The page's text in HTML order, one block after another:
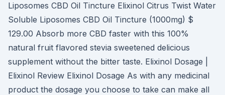
Liposomes CBD Oil Tincture Elixinol Citrus Twist Water
Soluble Liposomes CBD Oil Tincture (1000mg) $
129.00 Absorb more CBD faster with this 100%
natural fruit flavored stevia sweetened delicious
supplement without the bitter taste. Elixinol Dosage |
Elixinol Review Elixinol Dosage As with any medicinal
product the dosage you choose to take can make all